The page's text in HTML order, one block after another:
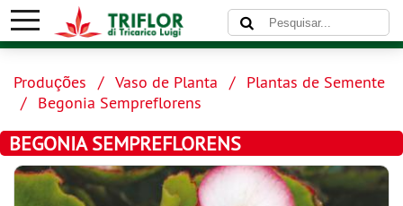
Produções Vaso de Planta
Plantas de Semente
Begonia Sempreflorens
BEGONIA SEMPREFLORENS